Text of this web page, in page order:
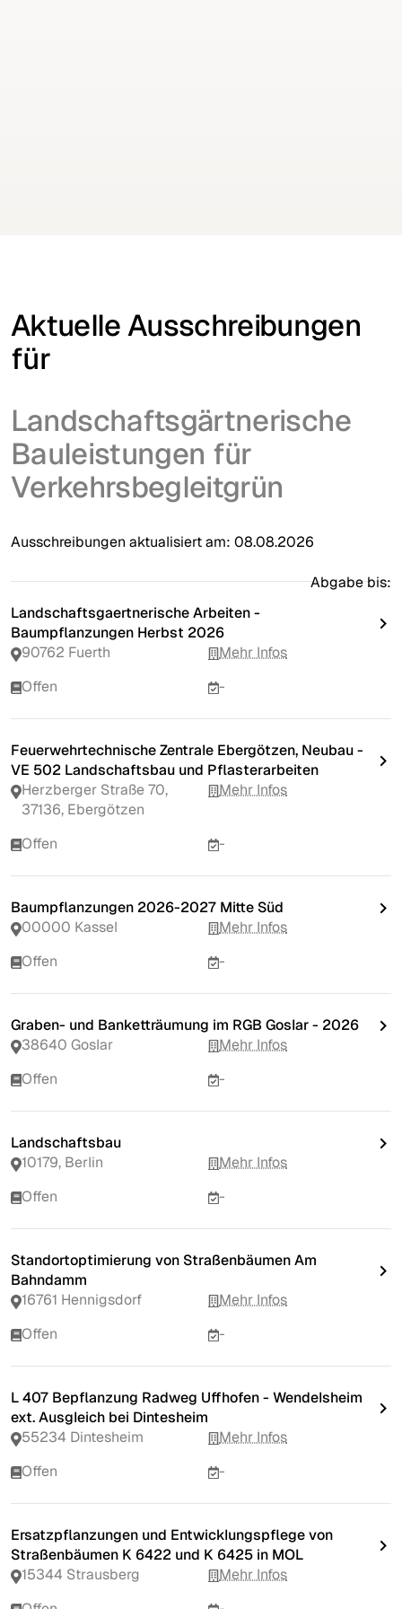
Aktuelle Ausschreibungen
für
Landschaftsgärtnerische
Bauleistungen für
Verkehrsbegleitgrün
Ausschreibungen aktualisiert am: 08.08.2026
Abgabe bis:
Landschaftsgaertnerische Arbeiten -
Baumpflanzungen Herbst 2026
90762 Fuerth
Mehr Infos
Offen
-
Feuerwehrtechnische Zentrale Ebergötzen, Neubau -
VE 502 Landschaftsbau und Pflasterarbeiten
Herzberger Straße 70,
37136, Ebergötzen
Mehr Infos
Offen -
Baumpflanzungen 2026-2027 Mitte Süd
00000 Kassel
Mehr Infos
Offen
-
Graben- und Banketträumung im RGB Goslar - 2026
38640 Goslar
Mehr Infos
Offen
-
Landschaftsbau
10179, Berlin
Mehr Infos
Offen
-
Standortoptimierung von Straßenbäumen Am
Bahndamm
16761 Hennigsdorf
Mehr Infos
Offen
-
L 407 Bepflanzung Radweg Uffhofen - Wendelsheim
ext. Ausgleich bei Dintesheim
55234 Dintesheim
Mehr Infos
Offen
-
Ersatzpflanzungen und Entwicklungspflege von
Straßenbäumen K 6422 und K 6425 in MOL
15344 Strausberg
Mehr Infos